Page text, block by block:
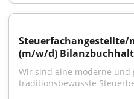
Steuerfachangestellte/
(m/w/d)
Wir sind eine moderne und
traditionsbewusste